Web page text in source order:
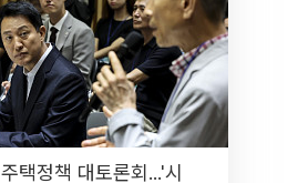
택정책 대토론회...'시